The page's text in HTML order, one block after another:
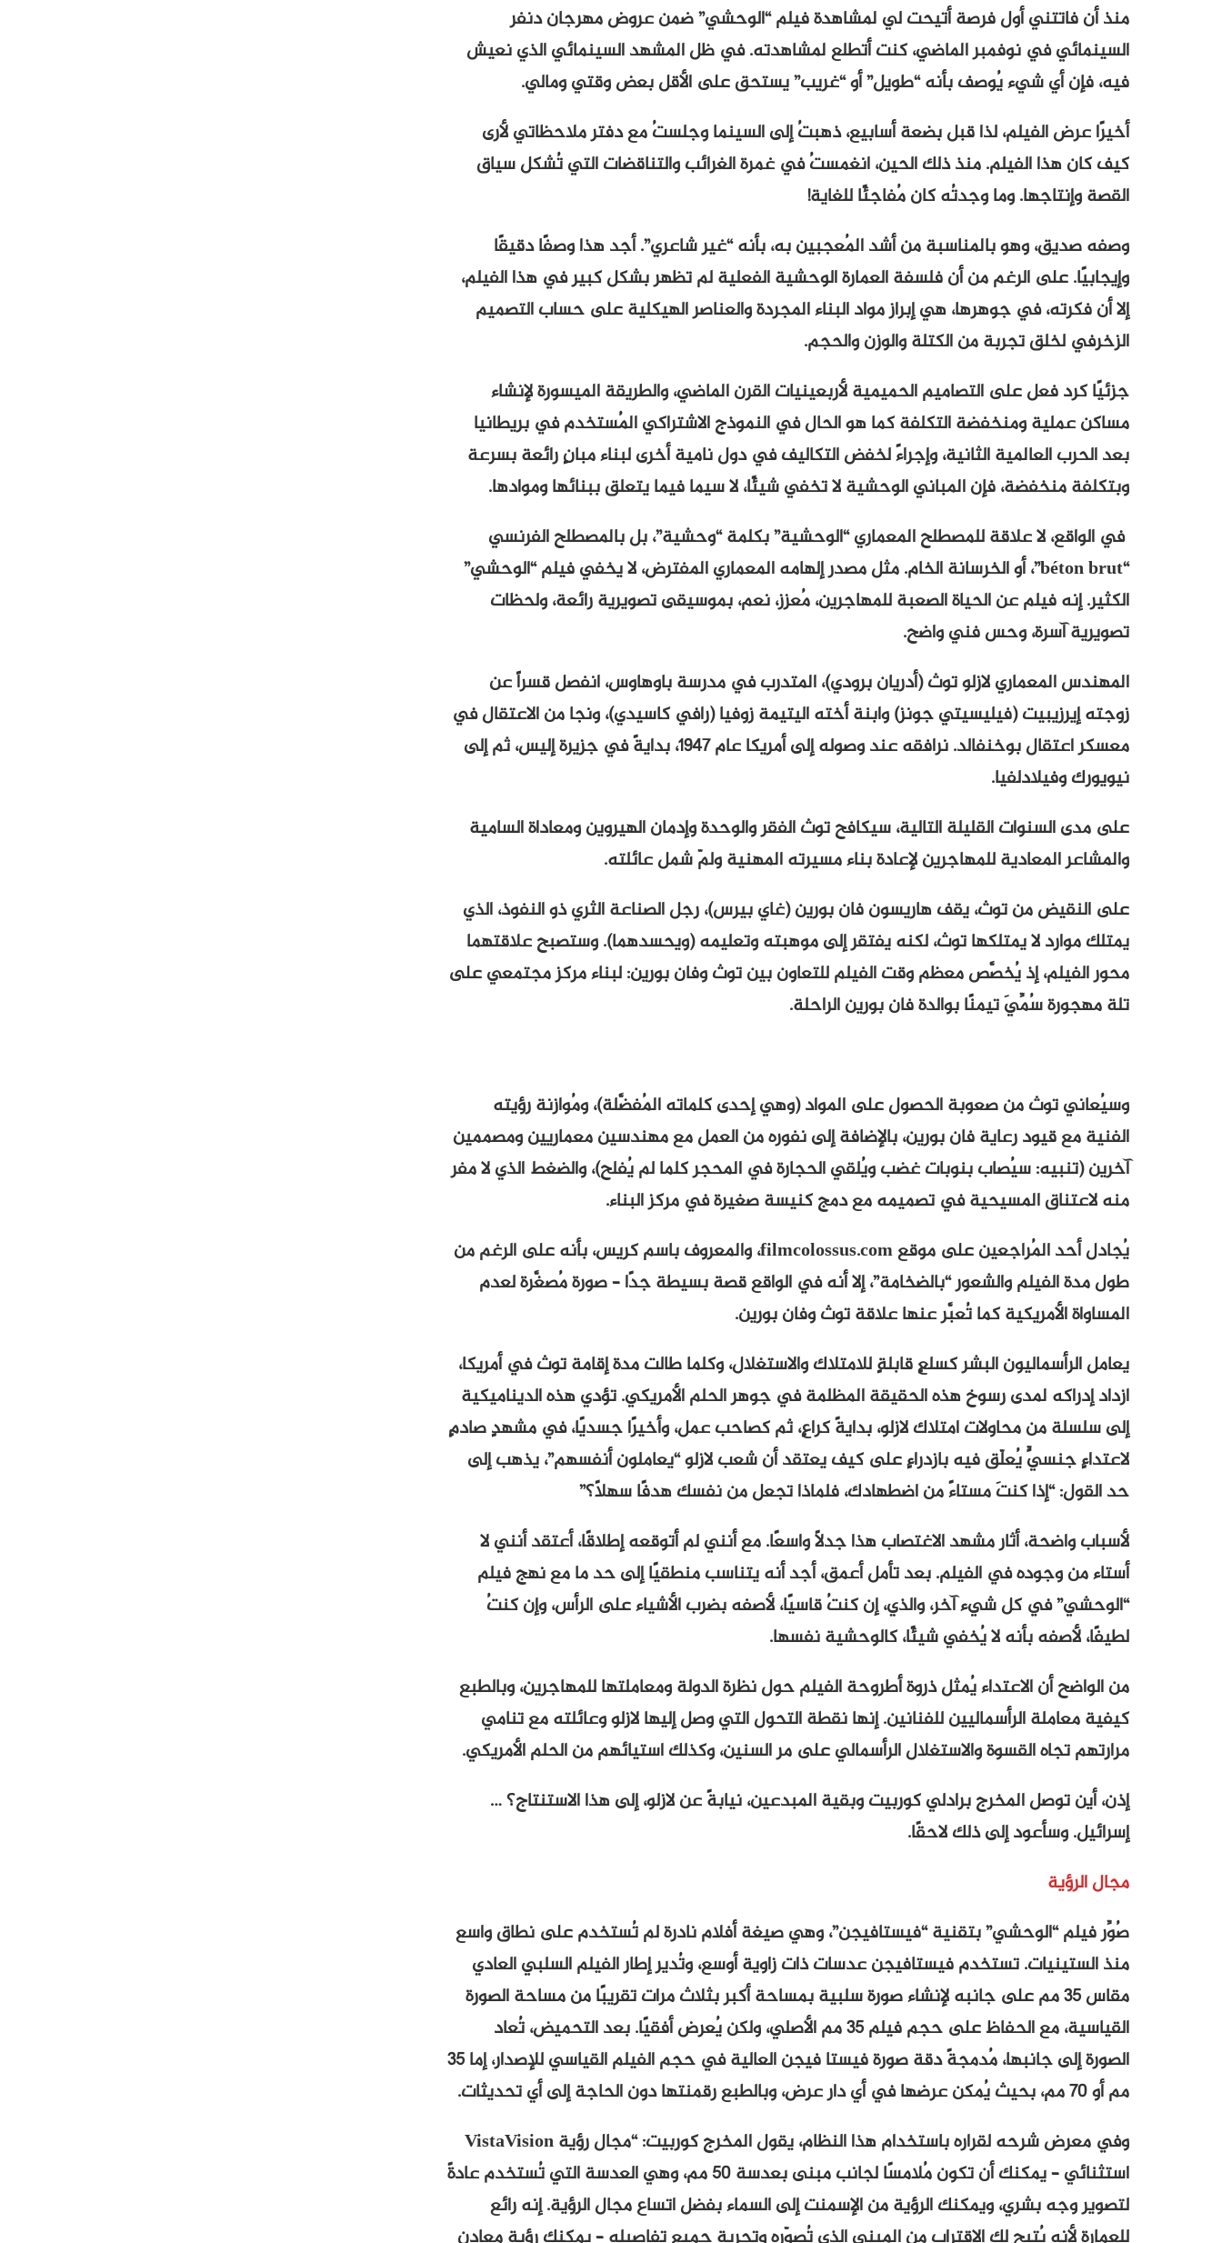
منذ أن فاتتني أول فرصة أتيحت لي لمشاهدة فيلم “الوحشي” ضمن عروض مهرجان دنفر
السينمائي في نوفمبر الماضي، كنت أتطلع لمشاهدته. في ظل المشهد السينمائي الذي نعيش
فيه، فإن أي شيء يُوصف بأنه “طويل” أو “غريب” يستحق على الأقل بعض وقتي ومالي.
أخيرًا عرض الفيلم، لذا قبل بضعة أسابيع، ذهبتُ إلى السينما وجلستُ مع دفتر ملاحظاتي لأرى
كيف كان هذا الفيلم. منذ ذلك الحين، انغمستُ في غمرة الغرائب ​​والتناقضات التي تُشكل سياق
القصة وإنتاجها. وما وجدتُه كان مُفاجئًا للغاية!
وصفه صديق، وهو بالمناسبة من أشد المُعجبين به، بأنه “غير شاعري”. أجد هذا وصفًا دقيقًا
وإيجابيًا. على الرغم من أن فلسفة العمارة الوحشية الفعلية لم تظهر بشكل كبير في هذا الفيلم،
إلا أن فكرته، في جوهرها، هي إبراز مواد البناء المجردة والعناصر الهيكلية على حساب التصميم
الزخرفي لخلق تجربة من الكتلة والوزن والحجم.
جزئيًا كرد فعل على التصاميم الحميمية لأربعينيات القرن الماضي، والطريقة الميسورة لإنشاء
مساكن عملية ومنخفضة التكلفة كما هو الحال في النموذج الاشتراكي المُستخدم في بريطانيا
بعد الحرب العالمية الثانية، وإجراءً لخفض التكاليف في دول نامية أخرى لبناء مبانٍ رائعة بسرعة
وبتكلفة منخفضة، فإن المباني الوحشية لا تخفي شيئًا، لا سيما فيما يتعلق ببنائها وموادها.
في الواقع، لا علاقة للمصطلح المعماري “الوحشية” بكلمة “وحشية”، بل بالمصطلح الفرنسي
“béton brut”، أو الخرسانة الخام. مثل مصدر إلهامه المعماري المفترض، لا يخفي فيلم “الوحشي”
الكثير. إنه فيلم عن الحياة الصعبة للمهاجرين، مُعزز، نعم، بموسيقى تصويرية رائعة، ولحظات
تصويرية آسرة، وحس فني واضح.
المهندس المعماري لازلو توث (أدريان برودي)، المتدرب في مدرسة باوهاوس، انفصل قسراً عن
زوجته إيرزيبيت (فيليسيتي جونز) وابنة أخته اليتيمة زوفيا (رافي كاسيدي)، ونجا من الاعتقال في
معسكر اعتقال بوخنفالد. نرافقه عند وصوله إلى أمريكا عام ١٩٤٧، بدايةً في جزيرة إليس، ثم إلى
نيويورك وفيلادلفيا.
على مدى السنوات القليلة التالية، سيكافح توث الفقر والوحدة وإدمان الهيروين ومعاداة السامية
والمشاعر المعادية للمهاجرين لإعادة بناء مسيرته المهنية ولمّ شمل عائلته.
على النقيض من توث، يقف هاريسون فان بورين (غاي بيرس)، رجل الصناعة الثري ذو النفوذ، الذي
يمتلك موارد لا يمتلكها توث، لكنه يفتقر إلى موهبته وتعليمه (ويحسدهما). وستصبح علاقتهما
محور الفيلم، إذ يُخصَّص معظم وقت الفيلم للتعاون بين توث وفان بورين: لبناء مركز مجتمعي على
تلة مهجورة سُمِّيَ تيمنًا بوالدة فان بورين الراحلة.
وسيُعاني توث من صعوبة الحصول على المواد (وهي إحدى كلماته المُفضَّلة)، ومُوازنة رؤيته
الفنية مع قيود رعاية فان بورين، بالإضافة إلى نفوره من العمل مع مهندسين معماريين ومصممين
آخرين (تنبيه: سيُصاب بنوبات غضب ويُلقي الحجارة في المحجر كلما لم يُفلح)، والضغط الذي لا مفر
منه لاعتناق المسيحية في تصميمه مع دمج كنيسة صغيرة في مركز البناء.
يُجادل أحد المُراجعين على موقع filmcolossus.com، والمعروف باسم كريس، بأنه على الرغم من
طول مدة الفيلم والشعور “بالضخامة”، إلا أنه في الواقع قصة بسيطة جدًا – صورة مُصغَّرة لعدم
المساواة الأمريكية كما تُعبَّر عنها علاقة توث وفان بورين.
يعامل الرأسماليون البشر كسلعٍ قابلةٍ للامتلاك والاستغلال، وكلما طالت مدة إقامة توث في أمريكا،
ازداد إدراكه لمدى رسوخ هذه الحقيقة المظلمة في جوهر الحلم الأمريكي. تؤدي هذه الديناميكية
إلى سلسلة من محاولات امتلاك لازلو، بدايةً كراعٍ، ثم كصاحب عمل، وأخيرًا جسديًا، في مشهدٍ صادمٍ
لاعتداءٍ جنسيٍّ يُعلّق فيه بازدراءٍ على كيف يعتقد أن شعب لازلو “يعاملون أنفسهم”، يذهب إلى
حد القول: “إذا كنتَ مستاءً من اضطهادك، فلماذا تجعل من نفسك هدفًا سهلًا؟”
لأسباب واضحة، أثار مشهد الاغتصاب هذا جدلًا واسعًا. مع أنني لم أتوقعه إطلاقًا، أعتقد أنني لا
أستاء من وجوده في الفيلم. بعد تأمل أعمق، أجد أنه يتناسب منطقيًا إلى حد ما مع نهج فيلم
“الوحشي” في كل شيء آخر، والذي، إن كنتُ قاسيًا، لأصفه بضرب الأشياء على الرأس، وإن كنتُ
لطيفًا، لأصفه بأنه لا يُخفي شيئًا، كالوحشية نفسها.
من الواضح أن الاعتداء يُمثل ذروة أطروحة الفيلم حول نظرة الدولة ومعاملتها للمهاجرين، وبالطبع
كيفية معاملة الرأسماليين للفنانين. إنها نقطة التحول التي وصل إليها لازلو وعائلته مع تنامي
مرارتهم تجاه القسوة والاستغلال الرأسمالي على مر السنين، وكذلك استيائهم من الحلم الأمريكي.
إذن، أين توصل المخرج برادلي كوربيت وبقية المبدعين، نيابةً عن لازلو، إلى هذا الاستنتاج؟ …
إسرائيل. وسأعود إلى ذلك لاحقًا.
مجال الرؤية
صُوِّر فيلم “الوحشي” بتقنية “فيستافيجن”، وهي صيغة أفلام نادرة لم تُستخدم على نطاق واسع
منذ الستينيات. تستخدم فيستافيجن عدسات ذات زاوية أوسع، وتُدير إطار الفيلم السلبي العادي
مقاس 35 مم على جانبه لإنشاء صورة سلبية بمساحة أكبر بثلاث مرات تقريبًا من مساحة الصورة
القياسية، مع الحفاظ على حجم فيلم 35 مم الأصلي، ولكن يُعرض أفقيًا. بعد التحميض، تُعاد
الصورة إلى جانبها، مُدمجةً دقة صورة فيستا فيجن العالية في حجم الفيلم القياسي للإصدار، إما 35
مم أو 70 مم، بحيث يُمكن عرضها في أي دار عرض، وبالطبع رقمنتها دون الحاجة إلى أي تحديثات.
وفي معرض شرحه لقراره باستخدام هذا النظام، يقول المخرج كوربيت: “مجال رؤية VistaVision
استثنائي – يمكنك أن تكون مُلامسًا لجانب مبنى بعدسة 50 مم، وهي العدسة التي تُستخدم عادةً
لتصوير وجه بشري، ويمكنك الرؤية من الإسمنت إلى السماء بفضل اتساع مجال الرؤية. إنه رائع